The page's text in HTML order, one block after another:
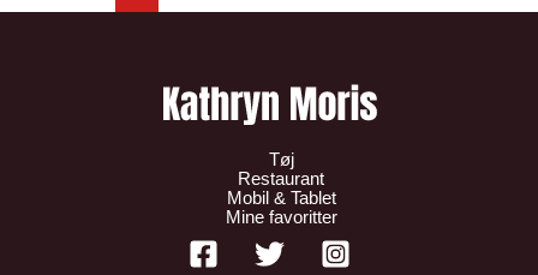
Tøj
Restaurant
Mobil & Tablet
Mine favoritter